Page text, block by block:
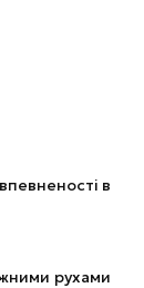
в
рухами